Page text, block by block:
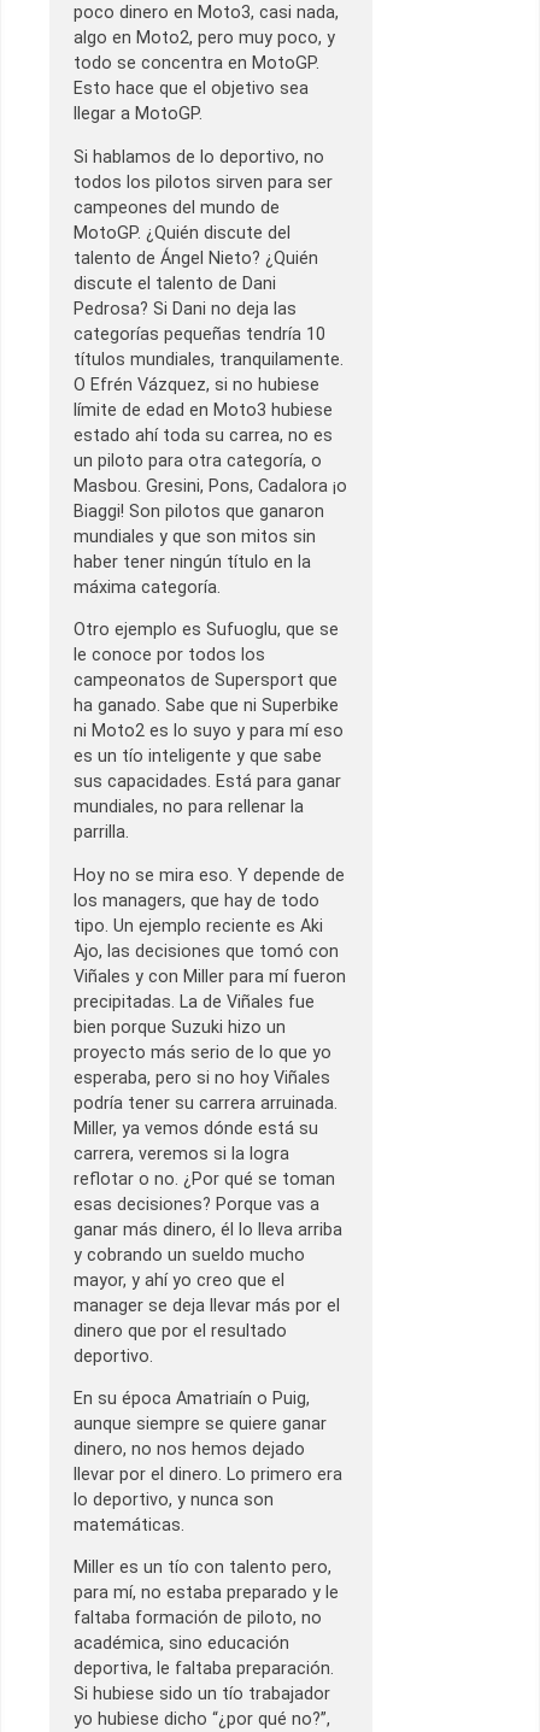
poco dinero en Moto3, casi nada,
algo en Moto2, pero muy poco, y
todo se concentra en MotoGP.
Esto hace que el objetivo sea
llegar a MotoGP.
Si hablamos de lo deportivo, no
todos los pilotos sirven para ser
campeones del mundo de
MotoGP. ¿Quién discute del
talento de Ángel Nieto? ¿Quién
discute el talento de Dani
Pedrosa? Si Dani no deja las
categorías pequeñas tendría 10
títulos mundiales, tranquilamente.
O Efrén Vázquez, si no hubiese
límite de edad en Moto3 hubiese
estado ahí toda su carrea, no es
un piloto para otra categoría, o
Masbou. Gresini, Pons, Cadalora ¡o
Biaggi! Son pilotos que ganaron
mundiales y que son mitos sin
haber tener ningún título en la
máxima categoría.
Otro ejemplo es Sufuoglu, que se
le conoce por todos los
campeonatos de Supersport que
ha ganado. Sabe que ni Superbike
ni Moto2 es lo suyo y para mí eso
es un tío inteligente y que sabe
sus capacidades. Está para ganar
mundiales, no para rellenar la
parrilla.
Hoy no se mira eso. Y depende de
los managers, que hay de todo
tipo. Un ejemplo reciente es Aki
Ajo, las decisiones que tomó con
Viñales y con Miller para mí fueron
precipitadas. La de Viñales fue
bien porque Suzuki hizo un
proyecto más serio de lo que yo
esperaba, pero si no hoy Viñales
podría tener su carrera arruinada.
Miller, ya vemos dónde está su
carrera, veremos si la logra
reflotar o no. ¿Por qué se toman
esas decisiones? Porque vas a
ganar más dinero, él lo lleva arriba
y cobrando un sueldo mucho
mayor, y ahí yo creo que el
manager se deja llevar más por el
dinero que por el resultado
deportivo.
En su época Amatriaín o Puig,
aunque siempre se quiere ganar
dinero, no nos hemos dejado
llevar por el dinero. Lo primero era
lo deportivo, y nunca son
matemáticas.
Miller es un tío con talento pero,
para mí, no estaba preparado y le
faltaba formación de piloto, no
académica, sino educación
deportiva, le faltaba preparación.
Si hubiese sido un tío trabajador
yo hubiese dicho “¿por qué no?”,